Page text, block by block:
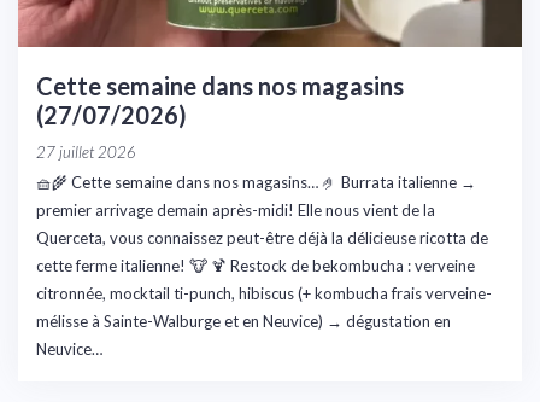
Cette semaine dans nos magasins
(27/07/2026)
27 juillet 2026
🧺🌾 Cette semaine dans nos magasins… 🤌 Burrata italienne →
premier arrivage demain après-midi! Elle nous vient de la
Querceta, vous connaissez peut-être déjà la délicieuse ricotta de
cette ferme italienne! 🐮 🍹 Restock de bekombucha : verveine
citronnée, mocktail ti-punch, hibiscus (+ kombucha frais verveine-
mélisse à Sainte-Walburge et en Neuvice) → dégustation en
Neuvice…